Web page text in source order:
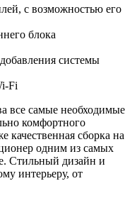
с возможностью его
блока
системы
Fi
все самые необходимые
комфортного
сборка на
одним из самых
Стильный дизайн и
интерьеру, от